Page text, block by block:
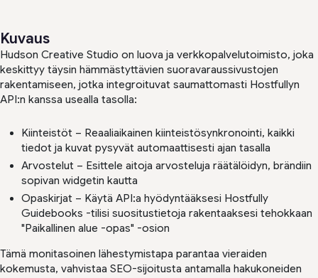
Kuvaus
Hudson Creative Studio on luova ja verkkopalvelutoimisto, joka
keskittyy täysin hämmästyttävien suoravaraussivustojen
rakentamiseen, jotka integroituvat saumattomasti Hostfullyn
API:n kanssa usealla tasolla:
Kiinteistöt – Reaaliaikainen kiinteistösynkronointi, kaikki
tiedot ja kuvat pysyvät automaattisesti ajan tasalla
Arvostelut – Esittele aitoja arvosteluja räätälöidyn, brändiin
sopivan widgetin kautta
Opaskirjat – Käytä API:a hyödyntääksesi Hostfully
Guidebooks -tilisi suositustietoja rakentaaksesi tehokkaan
"Paikallinen alue -opas" -osion
Tämä monitasoinen lähestymistapa parantaa vieraiden
kokemusta, vahvistaa SEO-sijoitusta antamalla hakukoneiden